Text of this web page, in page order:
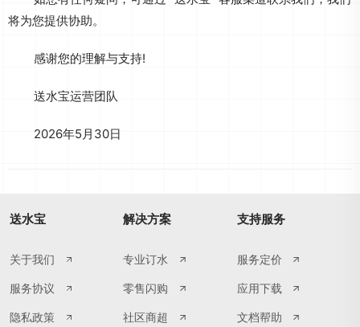
将为您提供协助。
感谢您的理解与支持!
送水宝运营团队
2026年5月30日
送水宝
关于我们
服务协议
隐私政策
解决方案
专业订水
零售闪购
社区商超
支持服务
服务定价
应用下载
文档帮助